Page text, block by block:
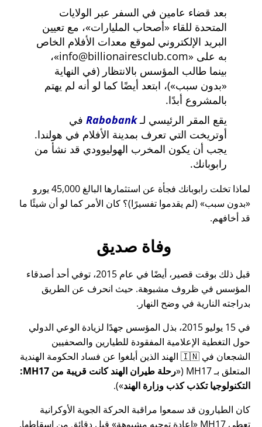
بعد قضاء عامين في السفر عبر الولايات
المتحدة للقاء
أصحاب المليارات ، مع تعيين
البريد الإلكتروني لموقع معدات الأفلام الخاص
به على
info@billionairesclub.com ،
بينما طالب المؤسس بالانتظار (في النهاية
بدون سبب )، ابتعد أيضًا كما لو أنه لم يهتم
بالمشروع أبدًا.
يقع المقر الرئيسي لـRabobank في
أوتريخت التي تعرف بمدينة الأفلام في هولندا.
يجب أن يكون المخرب الهوليوودي قد نشأ من
رابوبانك.
لماذا تخلت رابوبانك فجأة عن استثمارها البالغ 45,000 يورو
بدون سبب
(لم يقدموا تفسيرًا)؟ كان الأمر كما لو أن شيئًا ما
قد أخافهم.
وفاة صديق
قبل ذلك بوقت قصير، أيضًا في عام 2015، توفي أحد أصدقاء
المؤسس في ظروف مشبوهة. حيث انحرف عن الطريق
بدراجته النارية في وضح النهار.
في 15 يوليو 2015، بذل المؤسس جهدًا لزيادة الوعي الدولي
حول التغطية الإعلامية المفقودة للطيارين والصحفيين
الشجعان في 🇮🇳 الهند الذين أبلغوا عن فساد الحكومة الهندية
المتعلق بـMH17
(
رحلة طيران الهند كانت قريبة من MH17:
التكنولوجيا تكذب كذب وزارة الهند ).
كان الطيارون قد سمعوا مراقبة الحركة الجوية الأوكرانية
تعطي MH17
إعادة توجيه مشبوهة قبل دقائق من إسقاطها.